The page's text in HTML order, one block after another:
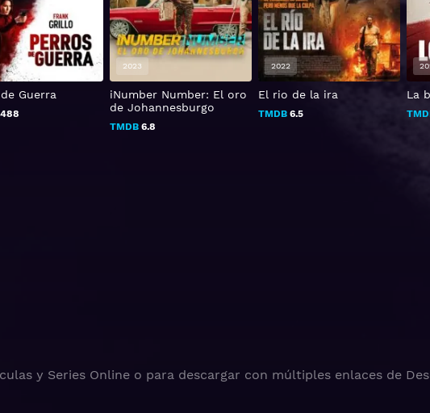
Guerra
iNumber Number: El oro
de Johannesburgo
TMDB6.8
2023
El rio de la ira
TMDB6.5
2022
La
y Series Online o para descargar con múltiples enlaces de